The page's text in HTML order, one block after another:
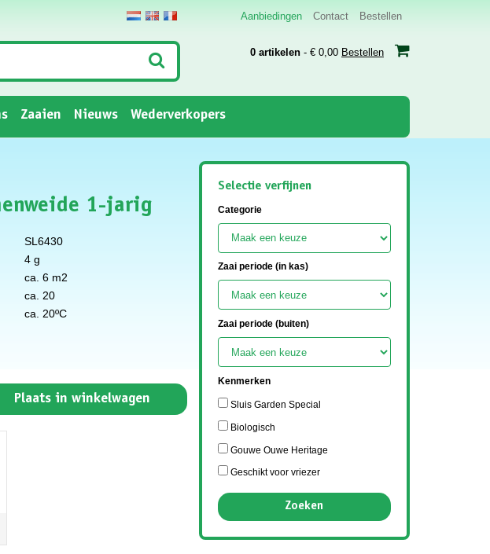
Aanbiedingen Contact Bestellen
0 artikelen - € 0,00 Bestellen
Zaaien Nieuws Wederverkopers
1-jarig
SL6430
4 g
ca. 6 m2
ca. 20
ca. 20ºC
Plaats in winkelwagen
Selectie verfijnen
Categorie
Zaai periode (in kas)
Zaai periode (buiten)
Kenmerken
Sluis Garden Special
Biologisch
Gouwe Ouwe Heritage
Geschikt voor vriezer